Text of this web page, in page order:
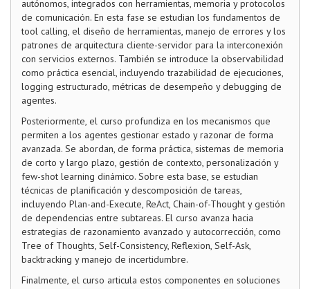
autónomos, integrados con herramientas, memoria y protocolos
de comunicación. En esta fase se estudian los fundamentos de
tool calling, el diseño de herramientas, manejo de errores y los
patrones de arquitectura cliente-servidor para la interconexión
con servicios externos. También se introduce la observabilidad
como práctica esencial, incluyendo trazabilidad de ejecuciones,
logging estructurado, métricas de desempeño y debugging de
agentes.
Posteriormente, el curso profundiza en los mecanismos que
permiten a los agentes gestionar estado y razonar de forma
avanzada. Se abordan, de forma práctica, sistemas de memoria
de corto y largo plazo, gestión de contexto, personalización y
few-shot learning dinámico. Sobre esta base, se estudian
técnicas de planificación y descomposición de tareas,
incluyendo Plan-and-Execute, ReAct, Chain-of-Thought y gestión
de dependencias entre subtareas. El curso avanza hacia
estrategias de razonamiento avanzado y autocorrección, como
Tree of Thoughts, Self-Consistency, Reflexion, Self-Ask,
backtracking y manejo de incertidumbre.
Finalmente, el curso articula estos componentes en soluciones